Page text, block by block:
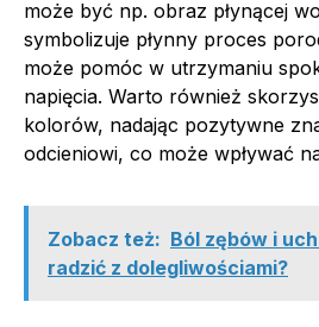
może być np. obraz płynącej
symbolizuje płynny proces
może pomóc w utrzymaniu
napięcia. Warto również
kolorów, nadając pozytywne
odcieniowi, co może wpływać
Zobacz też: Ból zębów i
radzić z dolegliwościami?